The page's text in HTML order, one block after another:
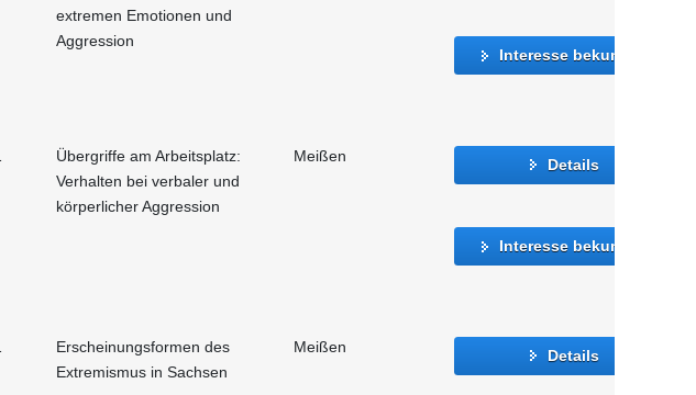
extremen Emotionen und
Aggression
Interesse bekunden
Übergriffe am Arbeitsplatz:
Verhalten bei verbaler und
körperlicher Aggression
Meißen Details
Interesse bekunden
Erscheinungsformen des
Extremismus in Sachsen
Meißen Details